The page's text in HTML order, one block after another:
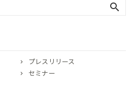
search
プレスリリース
セミナー